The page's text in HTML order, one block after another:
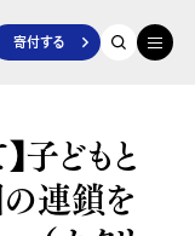
寄付する
子どもと
連鎖を